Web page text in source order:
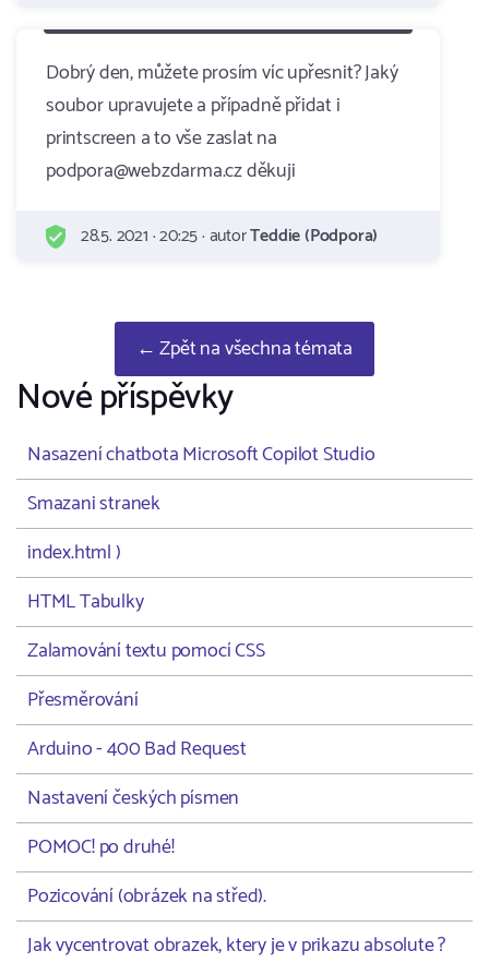
Dobrý den, můžete prosím víc upřesnit? Jaký
soubor upravujete a případně přidat i
printscreen a to vše zaslat na
podpora@webzdarma.cz děkuji
28.5. 2021 · 20:25 · autorTeddie (Podpora)
← Zpět na všechna témata
Nové příspěvky
Nasazení chatbota Microsoft Copilot Studio
Smazani stranek
index.html )
HTML Tabulky
Zalamování textu pomocí CSS
Přesměrování
Arduino - 400 Bad Request
Nastavení českých písmen
POMOC! po druhé!
Pozicování (obrázek na střed).
Jak vycentrovat obrazek, ktery je v prikazu absolute ?